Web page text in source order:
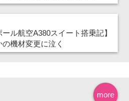
ール航空A380スイート搭乗記】
機材変更に泣く
more